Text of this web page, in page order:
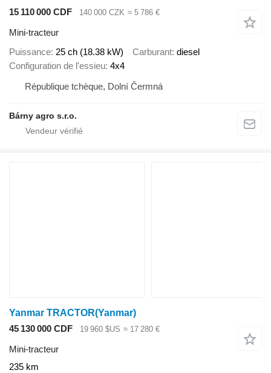
15 110 000 CDF
140 000 CZK ≈ 5 786 €
Mini-tracteur
Puissance 25 ch (18.38 kW) Carburant diesel
Configuration de l'essieu 4x4
République tchèque, Dolní Čermná
Bárny agro s.r.o.
Yanmar TRACTOR(Yanmar)
45 130 000 CDF
19 960 $US ≈ 17 280 €
Mini-tracteur
235 km